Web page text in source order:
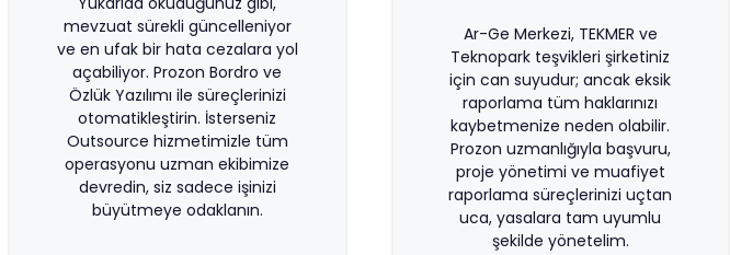
mevzuat sürekli güncelleniyor
ve en ufak bir hata cezalara yol
açabiliyor. Prozon Bordro ve
Özlük Yazılımı ile süreçlerinizi
otomatikleştirin. İsterseniz
Outsource hizmetimizle tüm
operasyonu uzman ekibimize
devredin, siz sadece işinizi
büyütmeye odaklanın.
Ar-Ge Merkezi, TEKMER ve
Teknopark teşvikleri şirketiniz
için can suyudur; ancak eksik
raporlama tüm haklarınızı
kaybetmenize neden olabilir.
Prozon uzmanlığıyla başvuru,
proje yönetimi ve muafiyet
raporlama süreçlerinizi uçtan
uca, yasalara tam uyumlu
şekilde yönetelim.